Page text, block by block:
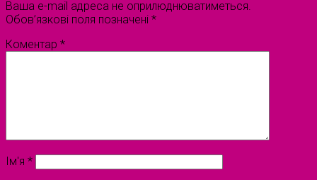
Ваша e-mail адреса не оприлюднюватиметься.
Обов’язкові поля позначені *
Коментар *
Ім'я *